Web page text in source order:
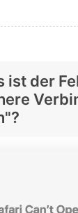
ist der